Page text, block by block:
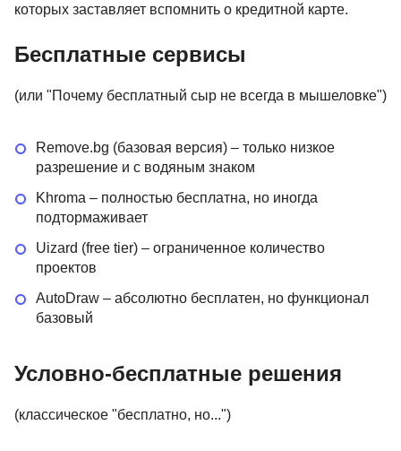
которых заставляет вспомнить о кредитной карте.
Бесплатные сервисы
(или "Почему бесплатный сыр не всегда в мышеловке")
Remove.bg (базовая версия) – только низкое
разрешение и с водяным знаком
Khroma – полностью бесплатна, но иногда
подтормаживает
Uizard (free tier) – ограниченное количество
проектов
AutoDraw – абсолютно бесплатен, но функционал
базовый
Условно-бесплатные решения
(классическое "бесплатно, но...")